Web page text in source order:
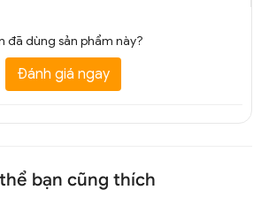
đã dùng sản phẩm này?
Đánh giá ngay
bạn cũng thích